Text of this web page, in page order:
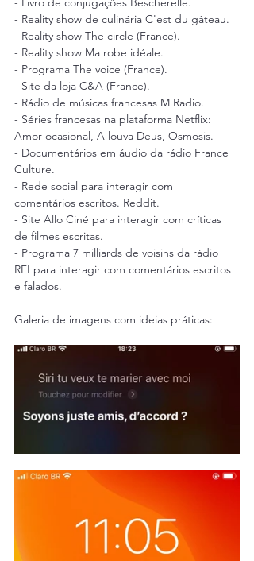
- Reality show de culinária C'est du gâteau.
- Reality show The circle (France).
- Reality show Ma robe idéale.
- Programa The voice (France).
- Site da loja C&A (France).
- Rádio de músicas francesas M Radio.
- Séries francesas na plataforma Netflix:
Amor ocasional, A louva Deus, Osmosis.
- Documentários em áudio da rádio France
Culture.
- Rede social para interagir com
comentários escritos. Reddit.
- Site Allo Ciné para interagir com críticas
de filmes escritas.
- Programa 7 milliards de voisins da rádio
RFI para interagir com comentários escritos
e falados.
Galeria de imagens com ideias práticas: